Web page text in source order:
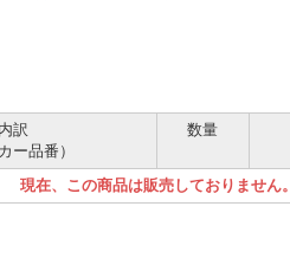
内訳
ー品番）
数量
現在、この商品は販売しておりません。